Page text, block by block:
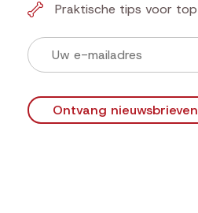
Praktische tips voor
Ontvang nieuwsbrieven